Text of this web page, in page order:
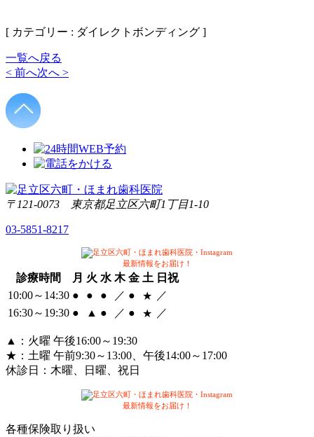
[ カテゴリー : ダイレクトボンディング ]
一覧へ戻る
< 前へ次へ >
〒121-0073 東京都足立区六町1丁目1-10
03-5851-8217
最新情報をお届け！
診療時間 月 火 水 木 金 土 日祝
10:00～14:30 ● ● ● ／ ● ★ ／
16:30～ 19:30 ● ▲ ● ／ ● ★ ／
▲
：火曜 午後16:00～19:30
★ ：土曜 午前9:30～13:00、午後14:00～17:00
休診日： 木曜、日曜、祝日
最新情報をお届け！
各種保険取り扱い